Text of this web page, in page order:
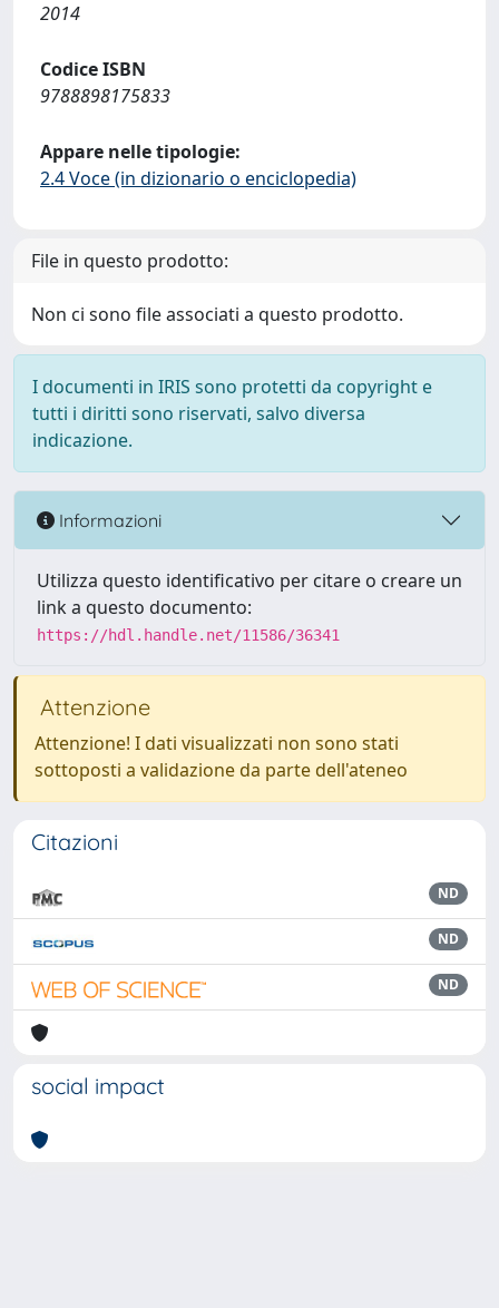
2014
Codice ISBN
9788898175833
Appare nelle tipologie:
2.4 Voce (in dizionario o enciclopedia)
File in questo prodotto:
Non ci sono file associati a questo prodotto.
I documenti in IRIS sono protetti da copyright e
tutti i diritti sono riservati, salvo diversa
indicazione.
Informazioni
Utilizza questo identificativo per citare o creare un
link a questo documento:
https://hdl.handle.net/11586/36341
Attenzione
Attenzione! I dati visualizzati non sono stati
sottoposti a validazione da parte dell'ateneo
Citazioni
ND
ND
ND
social impact